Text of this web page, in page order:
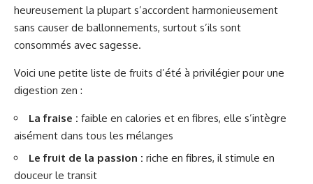
heureusement la plupart s’accordent harmonieusement
sans causer de ballonnements, surtout s’ils sont
consommés avec sagesse.
Voici une petite liste de fruits d’été à privilégier pour une
digestion zen :
La fraise : faible en calories et en fibres, elle s’intègre
aisément dans tous les mélanges
Le fruit de la passion : riche en fibres, il stimule en
douceur le transit